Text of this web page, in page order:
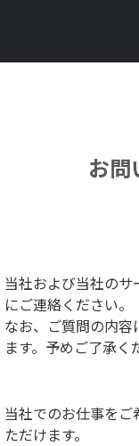
お問
当社および当社の
にご連絡ください。
なお、ご質問の内
ます。予めご了承く
当社でのお仕事をご
ただけます。